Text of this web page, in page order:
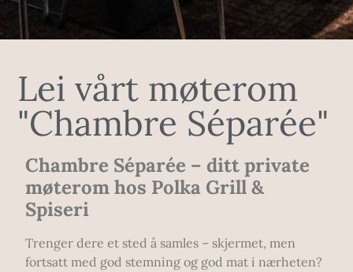
Lei vårt møterom
"Chambre Séparée"
Chambre Séparée – ditt private
møterom hos Polka Grill &
Spiseri
Trenger dere et sted å samles – skjermet, men
fortsatt med god stemning og god mat i nærheten?